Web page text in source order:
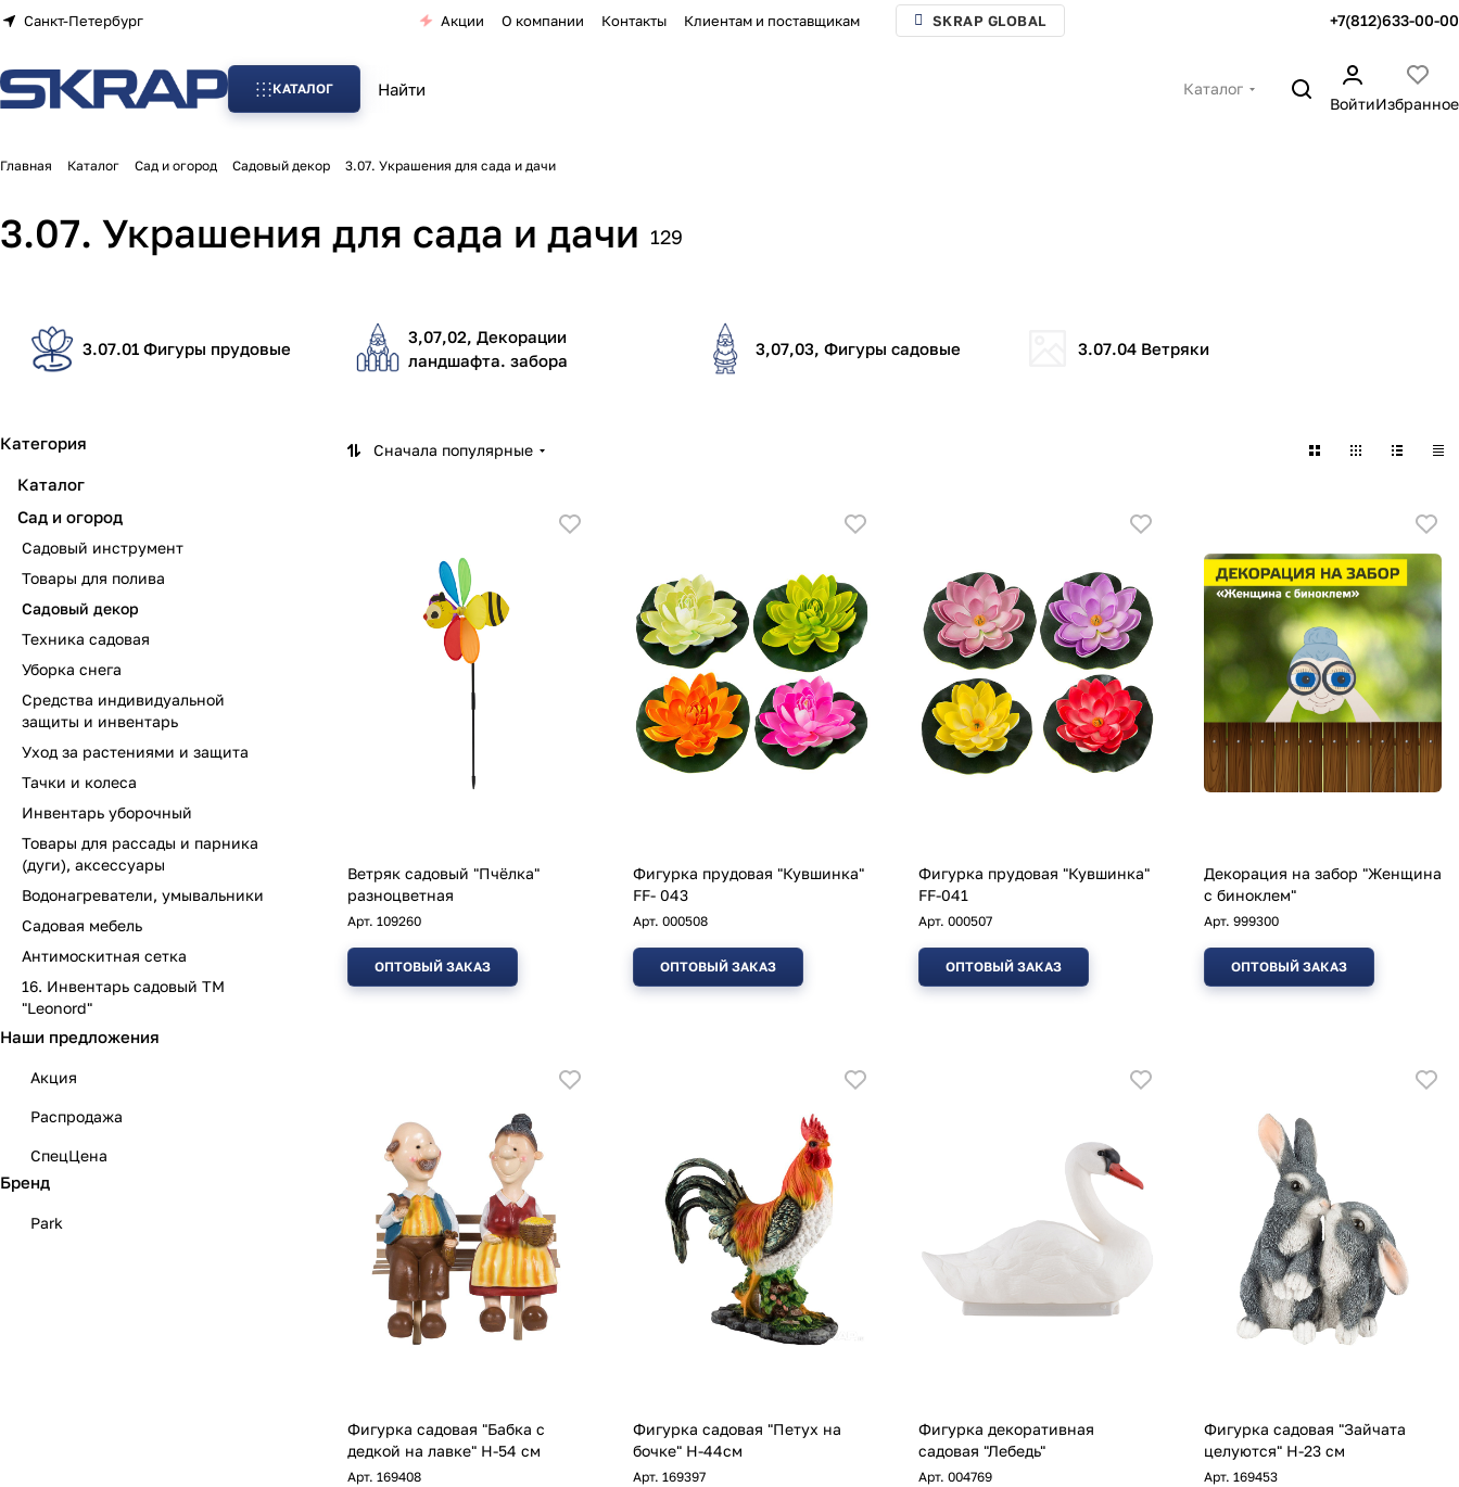
Санкт-Петербург Акции О компании Контакты Клиентам и поставщикам SKRAP GLOBAL +7(812)633-00-00
КАТАЛОГ
Каталог
ВойтиИзбранное
Главная Каталог Сад и огород Садовый декор 3.07. Украшения для сада и дачи
3.07. Украшения для сада и дачи 129
3.07.01 Фигуры прудовые
3,07,02, Декорации
ландшафта. забора
3,07,03, Фигуры садовые 3.07.04 Ветряки
Сначала популярные
Ветряк садовый "Пчёлка"
разноцветная
Арт. 109260
ОПТОВЫЙ ЗАКАЗ
Фигурка прудовая "Кувшинка"
FF- 043
Арт. 000508
ОПТОВЫЙ ЗАКАЗ
Фигурка прудовая "Кувшинка"
FF-041
Арт. 000507
ОПТОВЫЙ ЗАКАЗ
Декорация на забор "Женщина
с биноклем"
Арт. 999300
ОПТОВЫЙ ЗАКАЗ
Фигурка садовая "Бабка с
дедкой на лавке" H-54 см
Арт. 169408
Фигурка садовая "Петух на
бочке" Н-44см
Арт. 169397
Фигурка декоративная
садовая "Лебедь"
Арт. 004769
Фигурка садовая "Зайчата
целуются" H-23 см
Арт. 169453
Категория
Каталог
Сад и огород
Садовый инструмент
Товары для полива
Садовый декор
Техника садовая
Уборка снега
Средства индивидуальной
защиты и инвентарь
Уход за растениями и защита
Тачки и колеса
Инвентарь уборочный
Товары для рассады и парника
(дуги), аксессуары
Водонагреватели, умывальники
Садовая мебель
Антимоскитная сетка
16. Инвентарь садовый ТМ
"Leonord"
Наши предложения
Акция
Распродажа
СпецЦена
Бренд
Park